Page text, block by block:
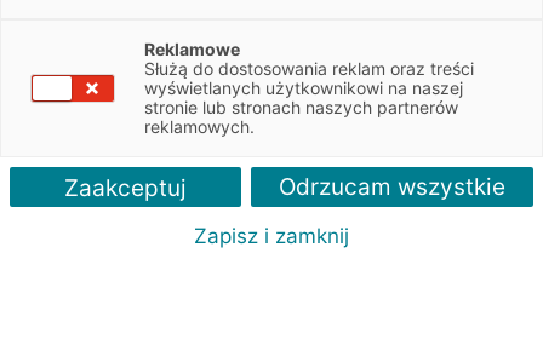
Reklamowe
Służą do dostosowania reklam oraz treści
wyświetlanych użytkownikowi na naszej
stronie lub stronach naszych partnerów
reklamowych.
Zaakceptuj Odrzucam wszystkie
Zapisz i zamknij